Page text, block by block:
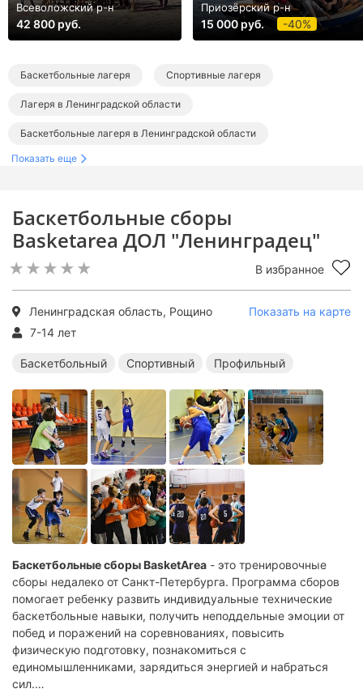
Баскетбольные сборы
Basketarea ДОЛ "Ленинградец"
В избранное
Ленинградская область, Рощино
Показать на карте
7-14 лет
Баскетбольный Спортивный Профильный
Баскетбольные сборы BasketArea - это тренировочные
сборы недалеко от Санкт-Петербурга. Программа сборов
помогает ребенку развить индивидуальные технические
баскетбольные навыки, получить неподдельные эмоции от
побед и поражений на соревнованиях, повысить
физическую подготовку, познакомиться с
единомышленниками, зарядиться энергией и набраться
сил.
Всеволожский р-н
42 800 руб.
Приозёрский р-н
15 000 руб. -40%
Баскетбольные лагеря Спортивные лагеря
Лагеря в Ленинградской области
Баскетбольные лагеря в Ленинградской области
Спортивные лагеря в Ленинградской области
Показать еще